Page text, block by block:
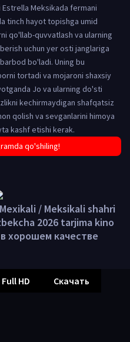
Meksikada fermani
tinch hayot topishga umid
qo'llab-quvvatlash va ularning
uchun yer osti janglariga
bo'ladi. Uning bu
tortadi va mojaroni shaxsiy
Jo va ularning do'sti
kechirmaydigan shafqatsiz
qolish va sevganlarini himoya
kashf etishi kerak.
qo'shiling!
/ Meksikali shahri
2026 tarjima kino
хорошем качестве
HD Скачать